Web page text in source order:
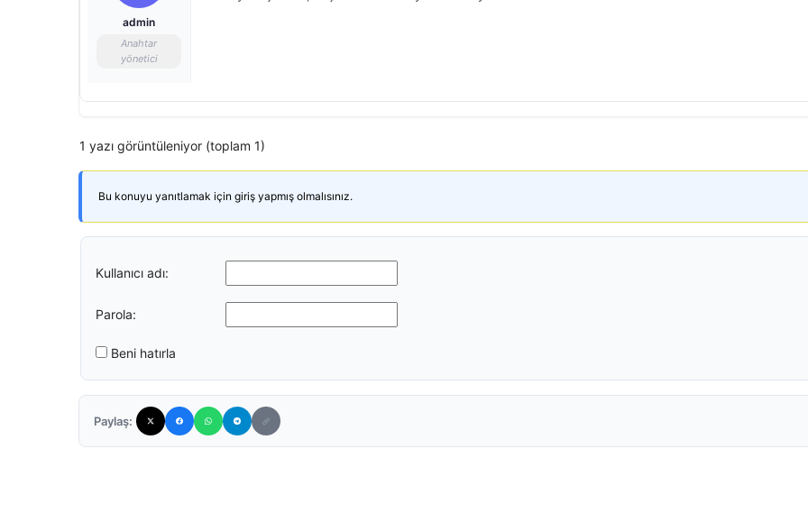
admin
Anahtar
yönetici
1 yazı görüntüleniyor (toplam 1)
Bu konuyu yanıtlamak için giriş yapmış olmalısınız.
Kullanıcı adı:
Parola:
Beni hatırla
Paylaş: